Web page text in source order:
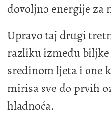
dovoljno energije za
Upravo taj drugi
razliku između
sredinom ljeta i one
mirisa sve do prvih
hladnoća.